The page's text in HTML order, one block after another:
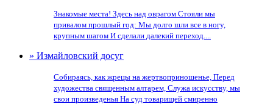
Знакомые места! Здесь над оврагом Стояли мы
привалом прошлый год: Мы долго шли все в ногу,
крупным шагом И сделали далекий переход....
» Измайловский досуг
Собираясь, как жрецы на жертвоприношенье, Перед
художества священным алтарем, Служа искусству, мы
свои произведенья На суд товарищей смиренно